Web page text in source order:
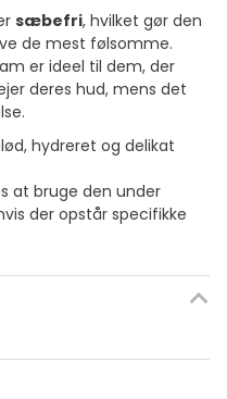
sæbefri, hvilket gør den
de mest følsomme.
er ideel til dem, der
deres hud, mens det
hydreret og delikat
at bruge den under
der opstår specifikke